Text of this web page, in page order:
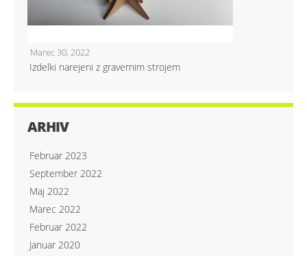
Marec 30, 2022
Izdelki narejeni z gravernim strojem
ARHIV
Februar 2023
September 2022
Maj 2022
Marec 2022
Februar 2022
Januar 2020